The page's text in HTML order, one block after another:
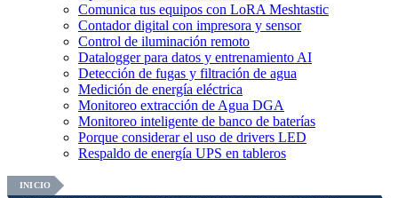
Comunica tus equipos con LoRA Meshtastic
Contador digital con impresora y sensor
Control de iluminación remoto
Datalogger para datos y entrenamiento AI
Detección de fugas y filtración de agua
Medición de energía eléctrica
Monitoreo extracción de Agua DGA
Monitoreo inteligente de banco de baterías
Porque considerar el uso de drivers LED
Respaldo de energía UPS en tableros
INICIO